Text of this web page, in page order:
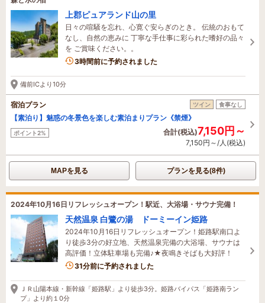
上郡ピュアランド山の里
日々の喧騒を忘れ、心寛ぐ安らぎのとき。 伝統のおもて
なし、自然の恵みに 丁寧な手仕事に彩られた嗜好の品々
を ご賞味ください。。
3時間前に予約されました
備前ICより10分
宿泊プラン ツイン 食事なし
【素泊り】魅惑の冬景色を楽しむ素泊まりプラン《禁煙》
ポイント2% 合計(税込)7,150円～
7,150円～/人(税込)
MAPを見る プランを見る(8件)
2024年10月16日リフレッシュオープン！駅近、大浴場・サウナ完備！
天然温泉 白鷺の湯 ドーミーイン姫路
2024年10月16日リフレッシュオープン！姫路駅南口よ
り徒歩3分の好立地、天然温泉完備の大浴場、サウナは
高評価！立体駐車場も完備♪★夜鳴きそばも大好評！
1名がこの宿を見ています
31分前に予約されました
ＪＲ山陽本線・新幹線「姫路駅」より徒歩3分。姫路バイパス「姫路南ラン
プ」より約１0分